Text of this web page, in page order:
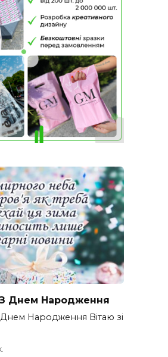
Днем Народження
Народження Вітаю зі